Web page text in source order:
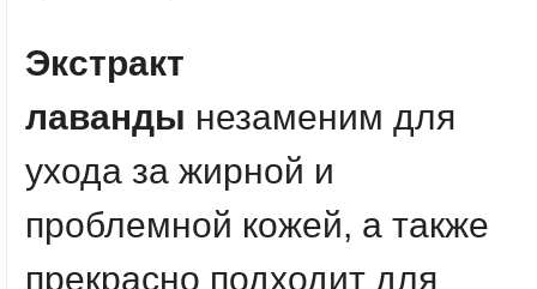
Экстракт
лаванды незаменим для
ухода за жирной и
проблемной кожей, а также
прекрасно подходит для